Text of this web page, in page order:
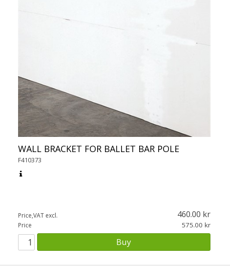
WALL BRACKET FOR BALLET BAR POLE
F410373
Price,VAT excl. 460.00
Price 575.00
Buy